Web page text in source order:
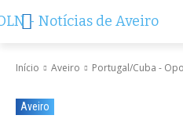
Início Aveiro Portugal/Cuba -
Aveiro